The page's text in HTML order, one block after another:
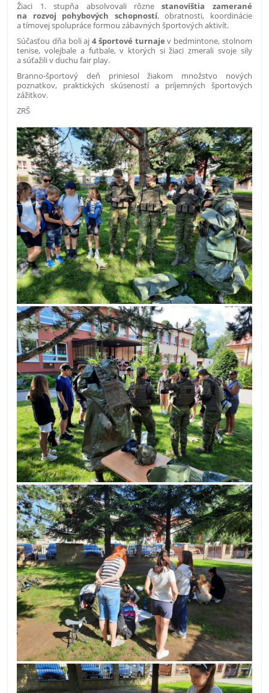
Žiaci 1. stupňa absolvovali rôznestanovištia zamerané
na rozvoj pohybových schopností, obratnosti, koordinácie
a tímovej spolupráce formou zábavných športových aktivít.
Súčasťou dňa boli aj4 športové turnaje v bedmintone, stolnom
tenise, volejbale a futbale, v ktorých si žiaci zmerali svoje sily
a súťažili v duchu fair play.
Branno-športový deň priniesol žiakom množstvo nových
poznatkov, praktických skúseností a príjemných športových
zážitkov.
ZRŠ